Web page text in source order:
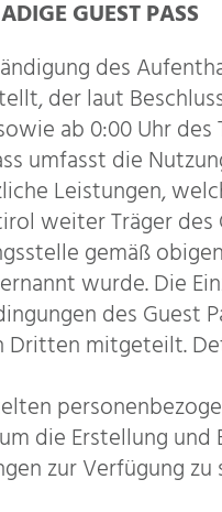
GUEST PASS
des
der laut
ab 0:00 Uhr des
umfasst die
Leistungen,
weiter Träger
gemäß
ernannt wurde. Die
des Guest
Dritten mitgeteilt.
die Erstellung und
zur Verfügung zu